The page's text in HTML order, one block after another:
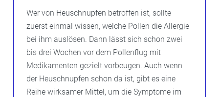
Wer von Heuschnupfen betroffen ist, sollte
zuerst einmal wissen, welche Pollen die Allergie
bei ihm auslösen. Dann lässt sich schon zwei
bis drei Wochen vor dem Pollenflug mit
Medikamenten gezielt vorbeugen. Auch wenn
der Heuschnupfen schon da ist, gibt es eine
Reihe wirksamer Mittel, um die Symptome im